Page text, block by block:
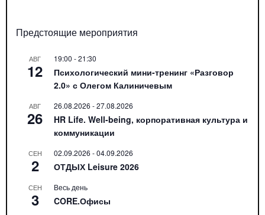
Предстоящие мероприятия
АВГ
12
19:00 -21:30
Психологический мини-тренинг «Разговор
2.0» с Олегом Калиничевым
АВГ
26
26.08.2026 -27.08.2026
HR Life. Well-being, корпоративная культура и
коммуникации
СЕН
2
02.09.2026 -04.09.2026
ОТДЫХ Leisure 2026
СЕН
3
Весь день
CORE.Офисы